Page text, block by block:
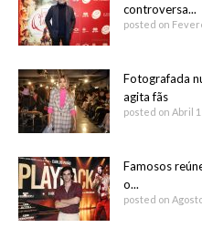
controversa...
posted on
Fotografada
agita fãs
posted on Abril
Famosos
o...
posted on